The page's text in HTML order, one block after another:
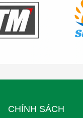
CHÍNH SÁCH